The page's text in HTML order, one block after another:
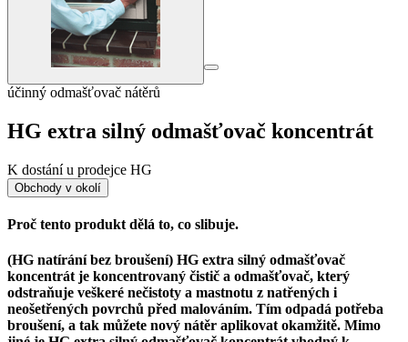
účinný odmašťovač nátěrů
HG extra silný odmašťovač koncentrát
K dostání u prodejce HG
Obchody v okolí
Proč tento produkt dělá to, co slibuje.
(HG natírání bez broušení) HG extra silný odmašťovač
koncentrát je koncentrovaný čistič a odmašťovač, který
odstraňuje veškeré nečistoty a mastnotu z natřených i
neošetřených povrchů před malováním. Tím odpadá potřeba
broušení, a tak můžete nový nátěr aplikovat okamžitě. Mimo